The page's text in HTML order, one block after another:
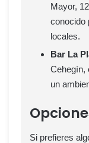
Mayor,
conocido
locales.
Bar La
Cehegín,
un
Si prefieres